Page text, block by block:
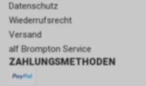
Datenschutz
Wiederrufsrecht
Versand
alf Brompton Service
ZAHLUNGSMETHODEN